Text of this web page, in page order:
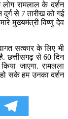
रामलाल के दर्शन
से 7 तारीख को गई
मुख्यमंत्री विष्णु देव
सत्कार के लिए भी
छत्तीसगढ़ से 60 दिन
जाएगा. रामलला
हो सके हम उनका दर्शन